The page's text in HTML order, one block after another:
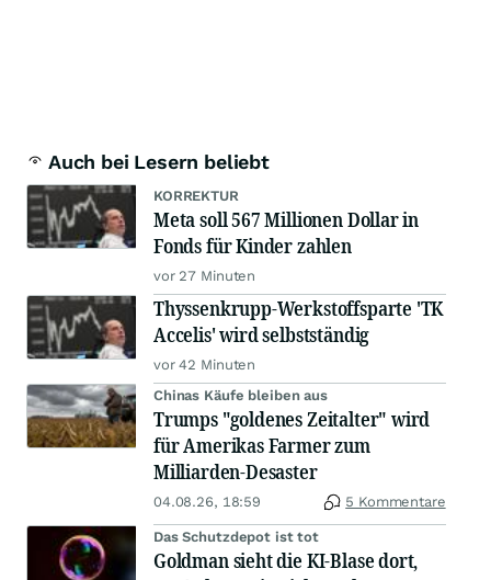
Auch bei Lesern beliebt
KORREKTUR
Meta soll 567 Millionen Dollar in
Fonds für Kinder zahlen
vor 27 Minuten
Thyssenkrupp-Werkstoffsparte 'TK
Accelis' wird selbstständig
vor 42 Minuten
Chinas Käufe bleiben aus
Trumps "goldenes Zeitalter" wird
für Amerikas Farmer zum
Milliarden-Desaster
04.08.26, 18:59 5 Kommentare
Das Schutzdepot ist tot
Goldman sieht die KI-Blase dort,